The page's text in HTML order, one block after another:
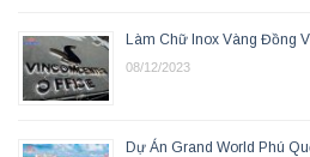
Làm Chữ Inox Vàng Đồng
08/12/2023
Dự Án Grand World Phú